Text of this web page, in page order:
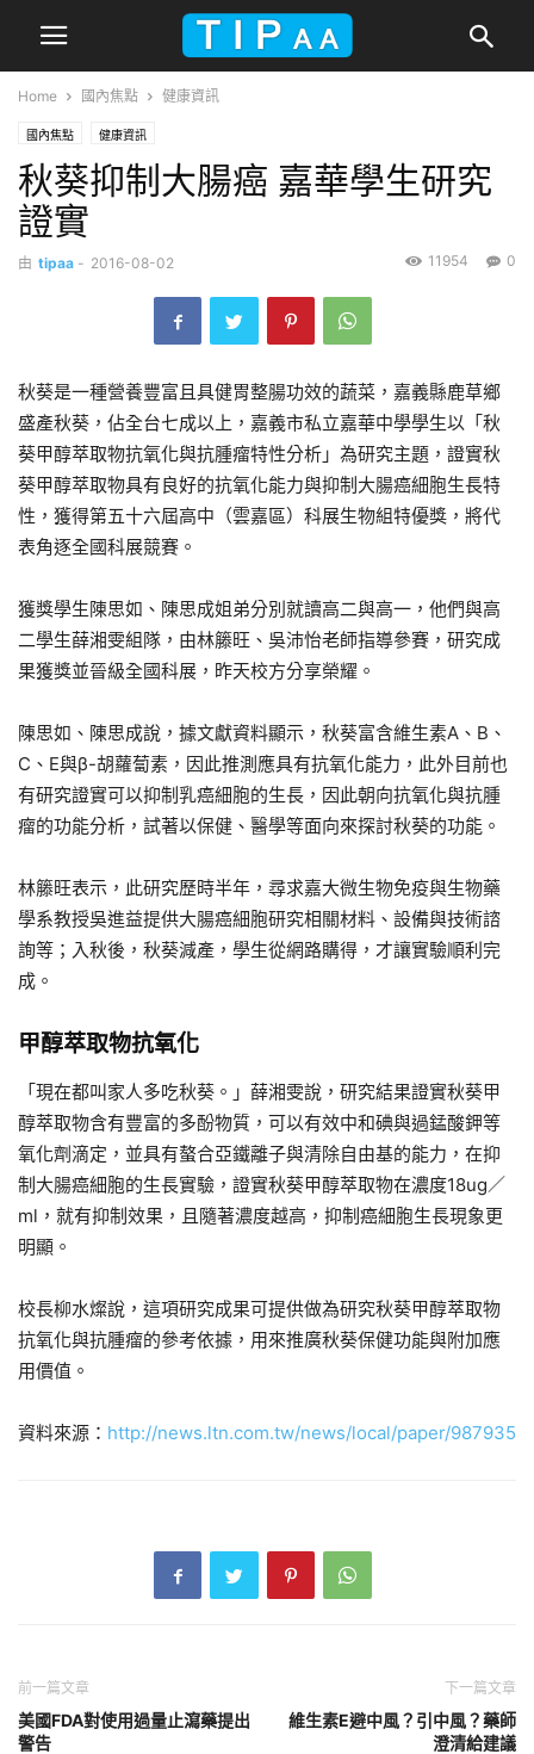
Home 國內焦點 健康資訊
國內焦點 健康資訊
秋葵抑制大腸癌 嘉華學生研究
證實
由 tipaa - 2016-08-02 0
11954
秋葵是一種營養豐富且具健胃整腸功效的蔬菜，嘉義縣鹿草鄉
盛產秋葵，佔全台七成以上，嘉義市私立嘉華中學學生以「秋
葵甲醇萃取物抗氧化與抗腫瘤特性分析」為研究主題，證實秋
葵甲醇萃取物具有良好的抗氧化能力與抑制大腸癌細胞生長特
性，獲得第五十六屆高中（雲嘉區）科展生物組特優獎，將代
表角逐全國科展競賽。
獲獎學生陳思如、陳思成姐弟分別就讀高二與高一，他們與高
二學生薛湘雯組隊，由林籐旺、吳沛怡老師指導參賽，研究成
果獲獎並晉級全國科展，昨天校方分享榮耀。
陳思如、陳思成說，據文獻資料顯示，秋葵富含維生素A、B、
C、E與β-胡蘿蔔素，因此推測應具有抗氧化能力，此外目前也
有研究證實可以抑制乳癌細胞的生長，因此朝向抗氧化與抗腫
瘤的功能分析，試著以保健、醫學等面向來探討秋葵的功能。
林籐旺表示，此研究歷時半年，尋求嘉大微生物免疫與生物藥
學系教授吳進益提供大腸癌細胞研究相關材料、設備與技術諮
詢等；入秋後，秋葵減產，學生從網路購得，才讓實驗順利完
成。
甲醇萃取物抗氧化
「現在都叫家人多吃秋葵。」薛湘雯說，研究結果證實秋葵甲
醇萃取物含有豐富的多酚物質，可以有效中和碘與過錳酸鉀等
氧化劑滴定，並具有螯合亞鐵離子與清除自由基的能力，在抑
制大腸癌細胞的生長實驗，證實秋葵甲醇萃取物在濃度18ug／
ml，就有抑制效果，且隨著濃度越高，抑制癌細胞生長現象更
明顯。
校長柳水燦說，這項研究成果可提供做為研究秋葵甲醇萃取物
抗氧化與抗腫瘤的參考依據，用來推廣秋葵保健功能與附加應
用價值。
資料來源： http://news.ltn.com.tw/news/local/paper/987935
前一篇文章
美國FDA對使用過量止瀉藥提出
警告
下一篇文章
維生素E避中風？引中風？藥師
澄清給建議